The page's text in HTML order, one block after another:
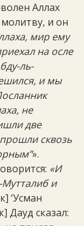
Аллах
и он
мир ему
на осле
ль-
и мы
не
две
сквозь
».
«И
Мутталиб и
‘Усман
Дауд сказал: